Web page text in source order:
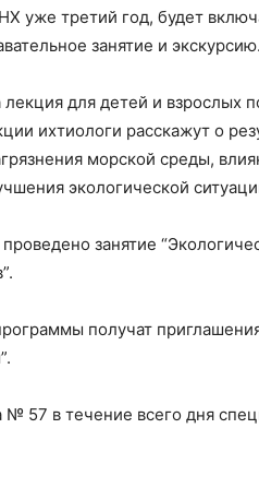
уже третий год, будет
занятие и экскурсию.
для детей и взрослых
ихтиологи расскажут о
морской среды,
экологической
занятие
получат
57 в течение всего дня